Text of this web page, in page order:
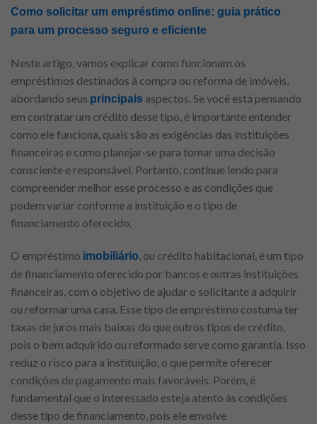
Como solicitar um empréstimo online: guia prático
para um processo seguro e eficiente
Neste artigo, vamos explicar como funcionam os
empréstimos destinados à compra ou reforma de imóveis,
abordando seus principais aspectos. Se você está pensando
em contratar um crédito desse tipo, é importante entender
como ele funciona, quais são as exigências das instituições
financeiras e como planejar-se para tomar uma decisão
consciente e responsável. Portanto, continue lendo para
compreender melhor esse processo e as condições que
podem variar conforme a instituição e o tipo de
financiamento oferecido.
O empréstimo imobiliário , ou crédito habitacional, é um tipo
de financiamento oferecido por bancos e outras instituições
financeiras, com o objetivo de ajudar o solicitante a adquirir
ou reformar uma casa. Esse tipo de empréstimo costuma ter
taxas de juros mais baixas do que outros tipos de crédito,
pois o bem adquirido ou reformado serve como garantia. Isso
reduz o risco para a instituição, o que permite oferecer
condições de pagamento mais favoráveis. Porém, é
fundamental que o interessado esteja atento às condições
desse tipo de financiamento, pois ele envolve